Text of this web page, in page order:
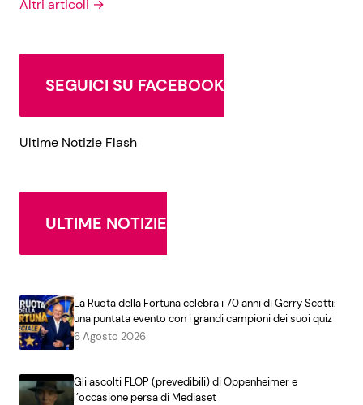
Altri articoli →
SEGUICI SU FACEBOOK
Ultime Notizie Flash
ULTIME NOTIZIE
La Ruota della Fortuna celebra i 70 anni di Gerry Scotti:
una puntata evento con i grandi campioni dei suoi quiz
6 Agosto 2026
Gli ascolti FLOP (prevedibili) di Oppenheimer e
l’occasione persa di Mediaset